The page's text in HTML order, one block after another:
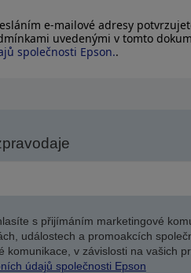
e-mailové adresy
uvedenými v tomto
společnosti Epson..
s přijímáním marketingové
událostech a promoakcích
komunikace, v závislosti na vašich
údajů společnosti Epson